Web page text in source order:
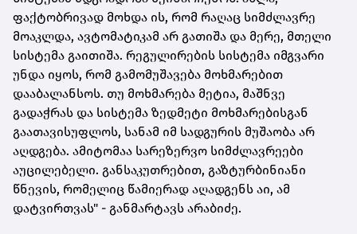
ფაქტობრივად მოხდა ის, რომ რაღაც სიმძლავრე
მოაკლდა, ავტომატიკამ არ გათიშა და მერე, მთელი
სისტემა გაითიშა. რეგულირების სისტემა იმგვარი
უნდა იყოს, რომ გამომუშავება მოხმარებით
დააბალანსოს. თუ მოხმარება მეტია, მაშნვე
გადაჭრას და სისტემა ზედმეტი მოხმარებისგან
გაათავისუფლოს, სანამ იმ სადგურის მუშაობა არ
აღდგება. ამიტომაა სარეზერვო სიმძლავრეები
აუცილებელი. განსაკუთრებით, გაზტურბინიანი
წნევის, რომელიც წამიერად აღადგენს აი, ამ
დატვირთვას" - განმარტავს არაბიძე.